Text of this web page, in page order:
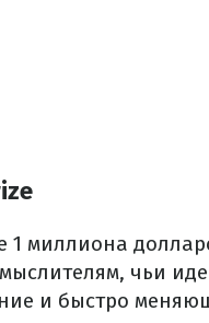
1 миллиона
чьи
и быстро